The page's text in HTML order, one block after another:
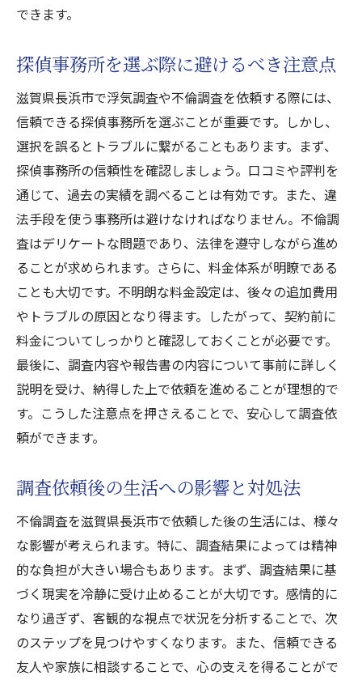
できます。
探偵事務所を選ぶ際に避けるべき注意点
滋賀県長浜市で浮気調査や不倫調査を依頼する際には、
信頼できる探偵事務所を選ぶことが重要です。しかし、
選択を誤るとトラブルに繋がることもあります。まず、
探偵事務所の信頼性を確認しましょう。口コミや評判を
通じて、過去の実績を調べることは有効です。また、違
法手段を使う事務所は避けなければなりません。不倫調
査はデリケートな問題であり、法律を遵守しながら進め
ることが求められます。さらに、料金体系が明瞭である
ことも大切です。不明朗な料金設定は、後々の追加費用
やトラブルの原因となり得ます。したがって、契約前に
料金についてしっかりと確認しておくことが必要です。
最後に、調査内容や報告書の内容について事前に詳しく
説明を受け、納得した上で依頼を進めることが理想的で
す。こうした注意点を押さえることで、安心して調査依
頼ができます。
調査依頼後の生活への影響と対処法
不倫調査を滋賀県長浜市で依頼した後の生活には、様々
な影響が考えられます。特に、調査結果によっては精神
的な負担が大きい場合もあります。まず、調査結果に基
づく現実を冷静に受け止めることが大切です。感情的に
なり過ぎず、客観的な視点で状況を分析することで、次
のステップを見つけやすくなります。また、信頼できる
友人や家族に相談することで、心の支えを得ることがで